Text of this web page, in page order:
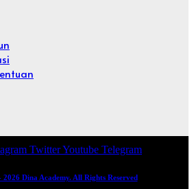
TwitterYoutube Telegram
Dina Academy. All Rights Reserved